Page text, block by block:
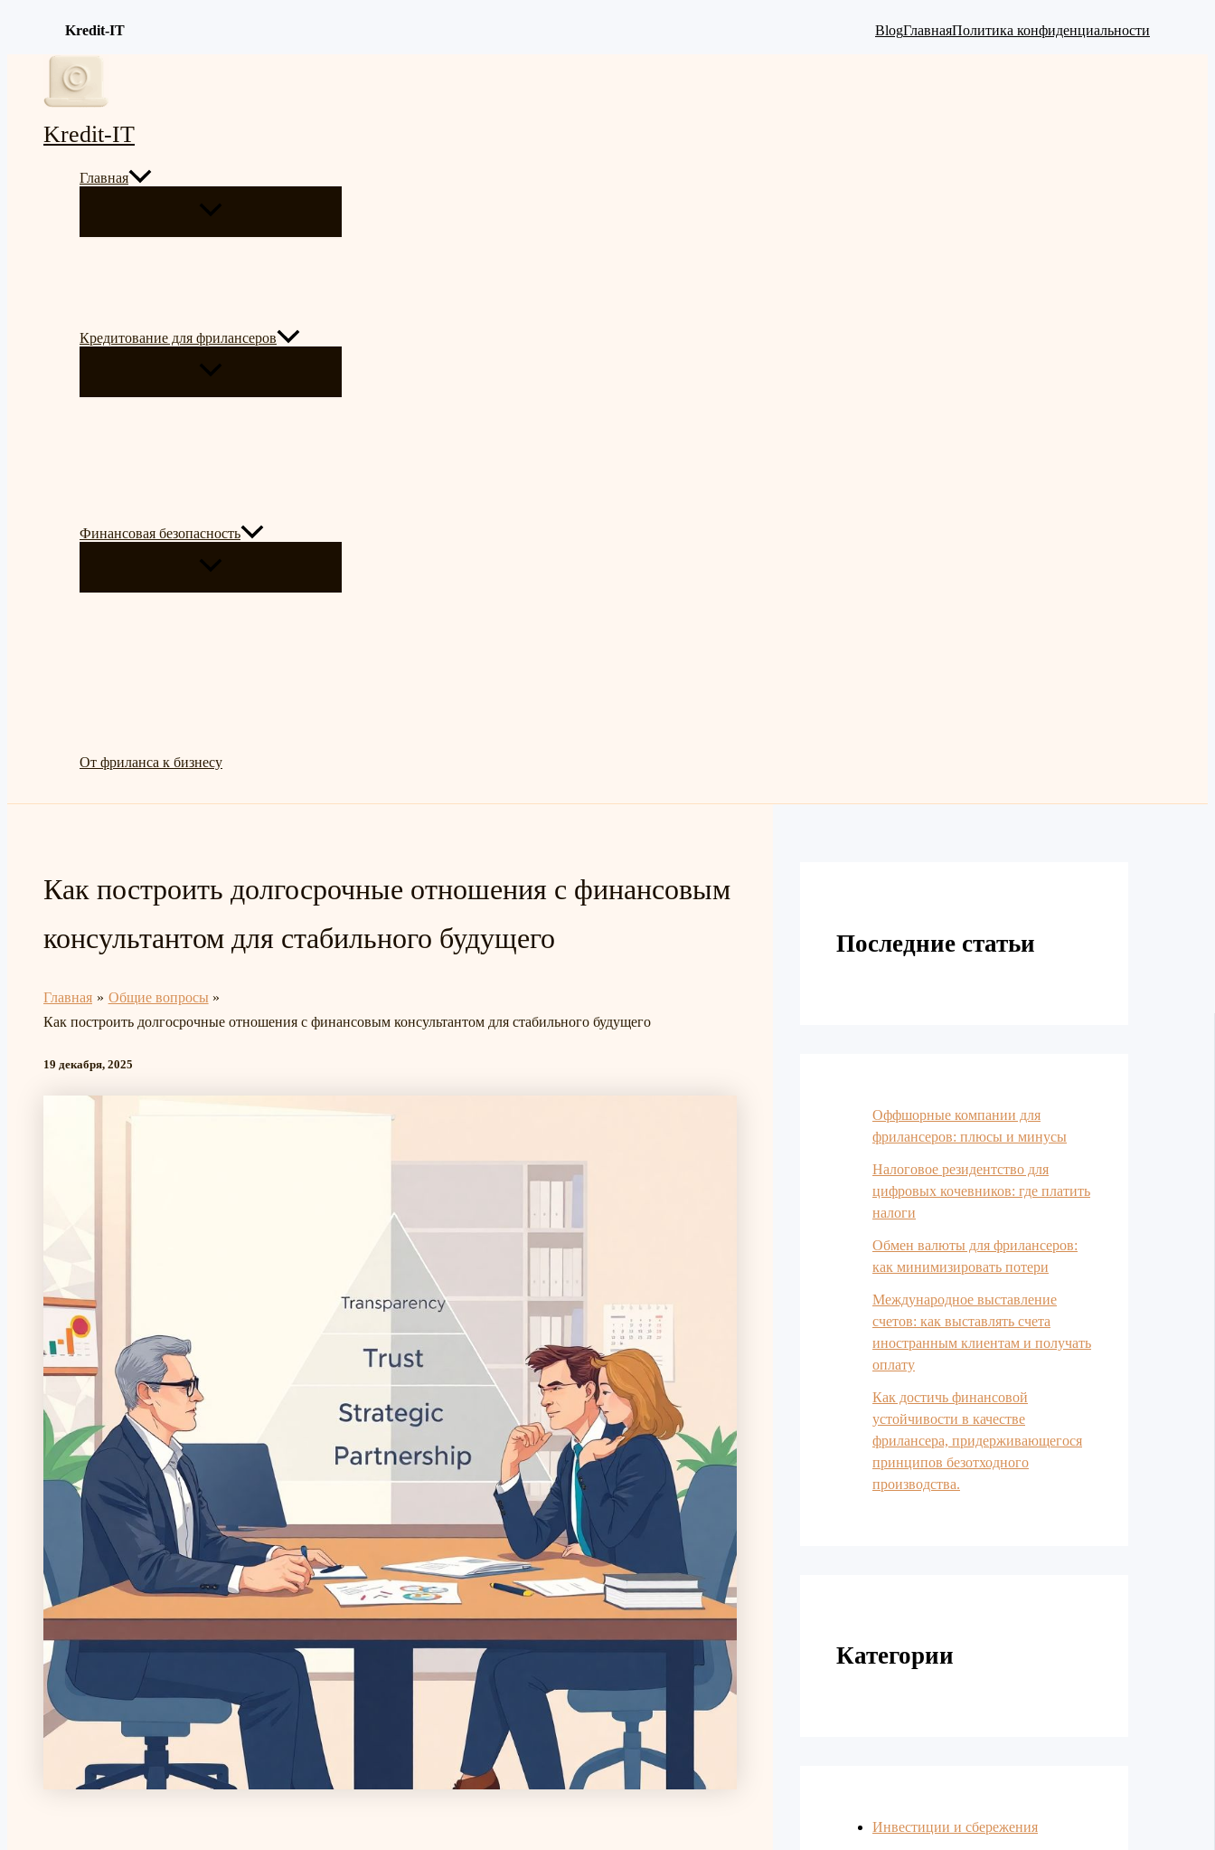
Kredit-IT BlogГлавнаяПолитика конфиденциальности
Kredit-IT
Главная
ПЕРЕКЛЮЧАТЕЛЬ
МЕНЮ
Кредитование для фрилансеров
ПЕРЕКЛЮЧАТЕЛЬ
МЕНЮ
Финансовая безопасность
ПЕРЕКЛЮЧАТЕЛЬ
МЕНЮ
От фриланса к бизнесу
Как построить долгосрочные отношения с финансовым
консультантом для стабильного будущего
Главная
Общие вопросы
Как построить долгосрочные отношения с финансовым консультантом для стабильного будущего
19 декабря, 2025
Последние статьи
Оффшорные компании для
фрилансеров: плюсы и минусы
Налоговое резидентство для
цифровых кочевников: где платить
налоги
Обмен валюты для фрилансеров:
как минимизировать потери
Международное выставление
счетов: как выставлять счета
иностранным клиентам и получать
оплату
Как достичь финансовой
устойчивости в качестве
фрилансера, придерживающегося
принципов безотходного
производства.
Категории
Инвестиции и сбережения